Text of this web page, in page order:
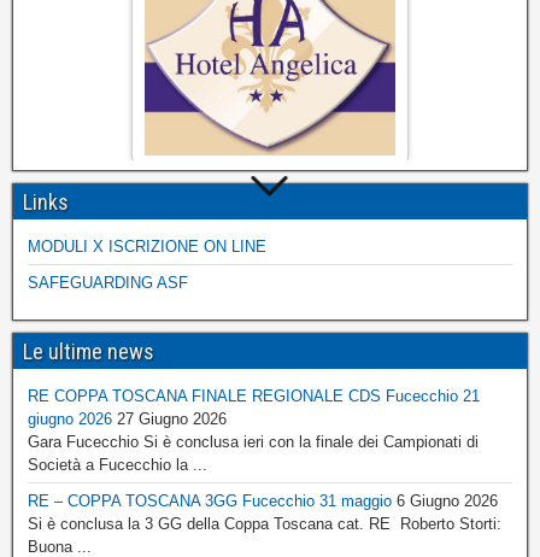
Links
MODULI X ISCRIZIONE ON LINE
SAFEGUARDING ASF
Le ultime news
RE COPPA TOSCANA FINALE REGIONALE CDS Fucecchio 21
giugno 2026 27 Giugno 2026
Gara Fucecchio Si è conclusa ieri con la finale dei Campionati di
Società a Fucecchio la ...
RE – COPPA TOSCANA 3GG Fucecchio 31 maggio 6 Giugno 2026
Si è conclusa la 3 GG della Coppa Toscana cat. RE Roberto Storti:
Buona ...